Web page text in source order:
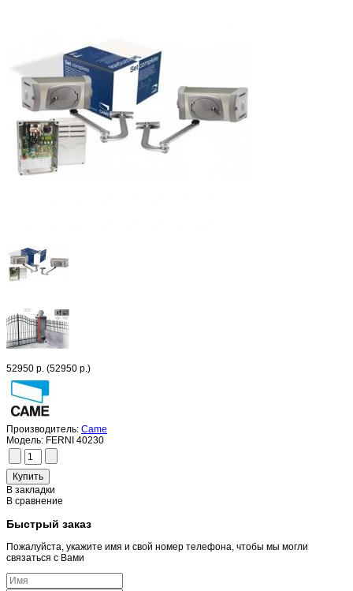
52950 р. (52950 р.)
Производитель: Came
Модель: FERNI 40230
В закладки
В сравнение
Быстрый заказ
Пожалуйста, укажите имя и свой номер телефона, чтобы мы могли
связаться с Вами